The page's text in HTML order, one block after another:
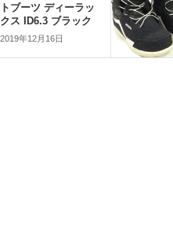
トブーツ ディーラッ
クス ID6.3 ブラック
2019年12月16日